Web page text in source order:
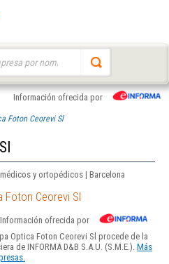
Información ofrecida por
Foton Ceorevi Sl
y ortopédicos | Barcelona
Foton Ceorevi Sl
Información ofrecida por
Optica Foton Ceorevi Sl procede de la
de INFORMA D&B S.A.U. (S.M.E.). Más